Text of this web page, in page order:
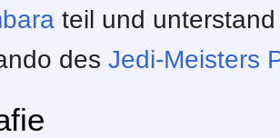
teil und
des Jedi-Meisters